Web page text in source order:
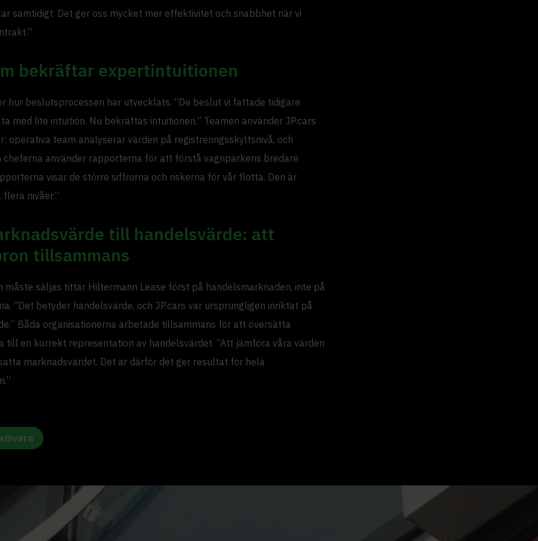
samtidigt. Det ger oss mycket mer effektivitet och snabbhet när vi
bekräftar expertintuitionen
hur beslutsprocessen har utvecklats. “De beslut vi fattade tidigare
med lite intuition. Nu bekräftas intuitionen.” Teamen använder JP.cars
operativa team analyserar värden på registreringsskyltsnivå, och
cheferna använder rapporterna för att förstå vagnparkens bredare
visar de större siffrorna och riskerna för vår flotta. Den är
nivåer.”
till handelsvärde: att
tillsammans
måste säljas tittar Hiltermann Lease först på handelsmarknaden, inte på
“Det betyder handelsvärde, och JP.cars var ursprungligen inriktat på
Båda organisationerna arbetade tillsammans för att översätta
till en korrekt representation av handelsvärdet. “Att jämföra våra värden
marknadsvärdet. Det är därför det ger resultat för hela